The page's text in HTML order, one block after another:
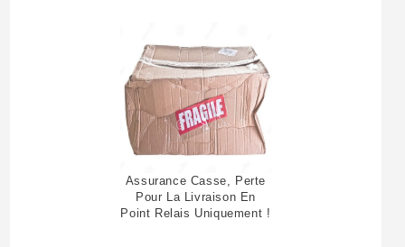
Assurance Casse, Perte
Pour La Livraison En
Point Relais Uniquement !